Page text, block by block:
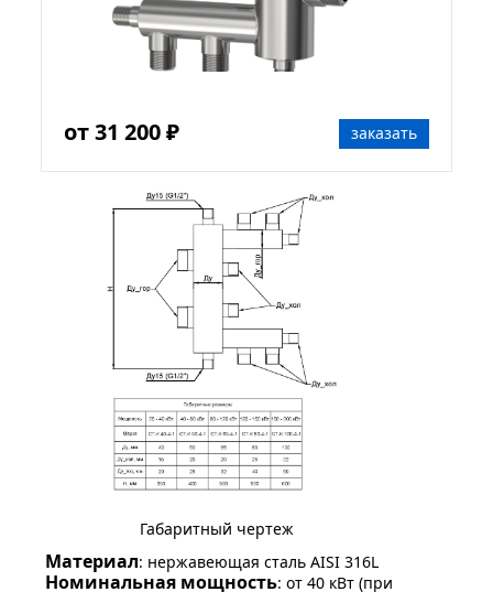
от 31 200 ₽ заказать
Габаритный чертеж
Материал: нержавеющая сталь AISI 316L
Номинальная мощность: от 40 кВт (при